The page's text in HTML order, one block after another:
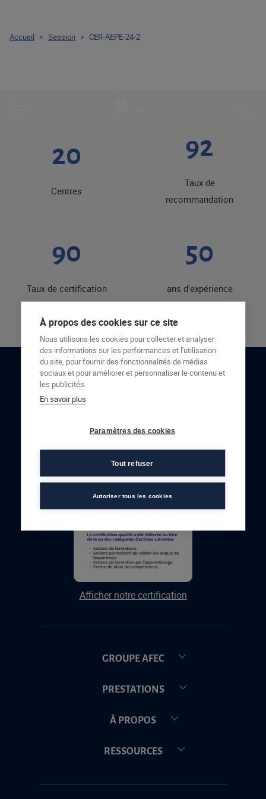
20
Centres
92
Taux de
recommandation
90
Taux de certification
50
ans d'expérience
RESTONS EN CONTACT
Afficher notre certification
GROUPE AFEC
PRESTATIONS
À PROPOS
RESSOURCES
Accueil > Session > CER-AEPE-24-2
À propos des cookies sur ce site
Nous utilisons les cookies pour collecter et analyser
des informations sur les performances et l'utilisation
du site, pour fournir des fonctionnalités de médias
sociaux et pour améliorer et personnaliser le contenu et
les publicités.
En savoir plus
Paramètres des cookies
Tout refuser
Autoriser tous les cookies